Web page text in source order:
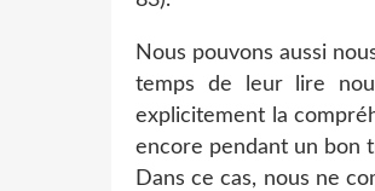
Nous pouvons aussi
temps de leur lire
explicitement la
encore pendant un bon
Dans ce cas, nous ne